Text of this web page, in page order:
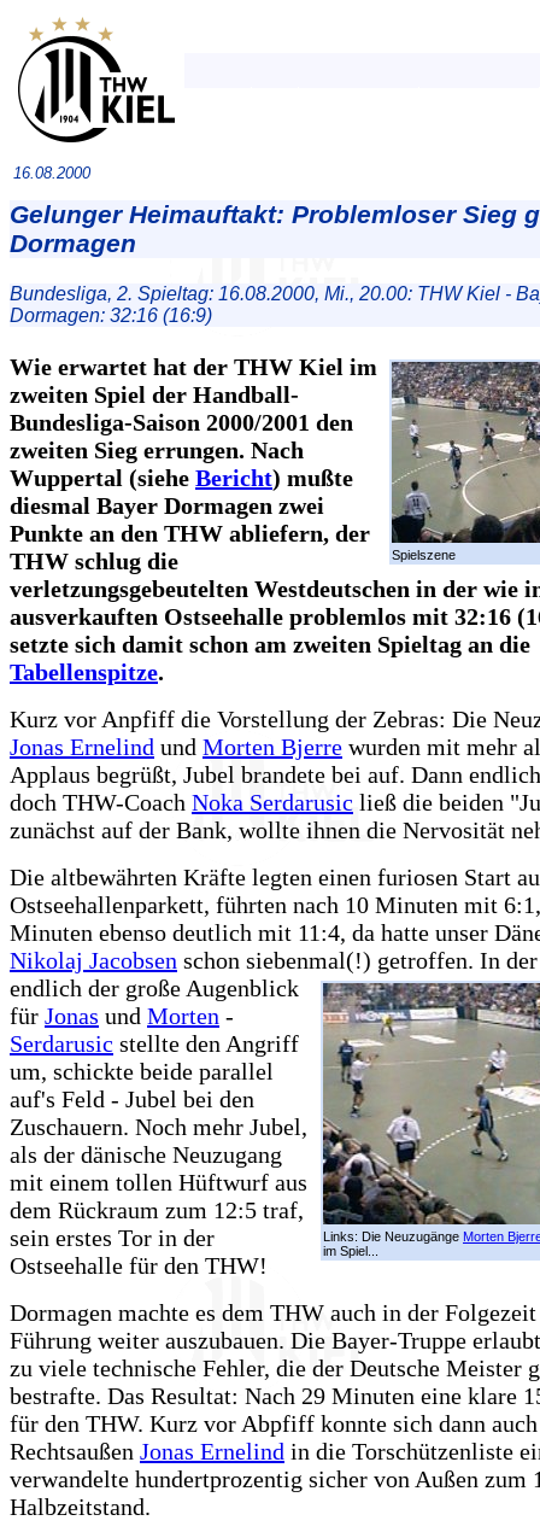
16.08.2000
Gelunger Heimauftakt: Problemloser Sieg
Dormagen
Bundesliga, 2. Spieltag: 16.08.2000, Mi., 20.00: THW Kiel -
Dormagen: 32:16 (16:9)
Spielszene
Wie erwartet hat der THW Kiel im
zweiten Spiel der Handball-
Bundesliga-Saison 2000/2001 den
zweiten Sieg errungen. Nach
Wuppertal (siehe Bericht) mußte
diesmal Bayer Dormagen zwei
Punkte an den THW abliefern, der
THW schlug die
verletzungsgebeutelten Westdeutschen in der wie
ausverkauften Ostseehalle problemlos mit 32:16
setzte sich damit schon am zweiten Spieltag an die
Tabellenspitze.
Kurz vor Anpfiff die Vorstellung der Zebras: Die
Jonas Ernelind und Morten Bjerre wurden mit mehr
Applaus begrüßt, Jubel brandete bei auf. Dann
doch THW-Coach Noka Serdarusic ließ die beiden
zunächst auf der Bank, wollte ihnen die Nervosität
Die altbewährten Kräfte legten einen furiosen Start
Ostseehallenparkett, führten nach 10 Minuten mit
Minuten ebenso deutlich mit 11:4, da hatte unser
Nikolaj Jacobsen schon siebenmal(!) getroffen.
Links: Die Neuzugänge Morten
im Spiel...
In
endlich der große Augenblick
für Jonas und Morten -
Serdarusic stellte den Angriff
um, schickte beide parallel
auf's Feld - Jubel bei den
Zuschauern. Noch mehr Jubel,
als der dänische Neuzugang
mit einem tollen Hüftwurf aus
dem Rückraum zum 12:5 traf,
sein erstes Tor in der
Ostseehalle für den THW!
Dormagen machte es dem THW auch in der
Führung weiter auszubauen. Die Bayer-Truppe
zu viele technische Fehler, die der Deutsche Meister
bestrafte. Das Resultat: Nach 29 Minuten eine klare
für den THW. Kurz vor Abpfiff konnte sich dann auch
Rechtsaußen Jonas Ernelind in die Torschützenliste
verwandelte hundertprozentig sicher von Außen zum
Halbzeitstand.